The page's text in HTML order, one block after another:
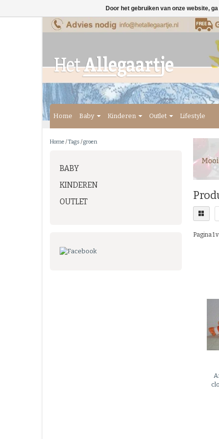
Home Baby Kinderen Outlet Lifestyle
Home /Tags /groen
BABY
KINDEREN
OUTLET
Pagina 1
Door het gebruiken van onze website,